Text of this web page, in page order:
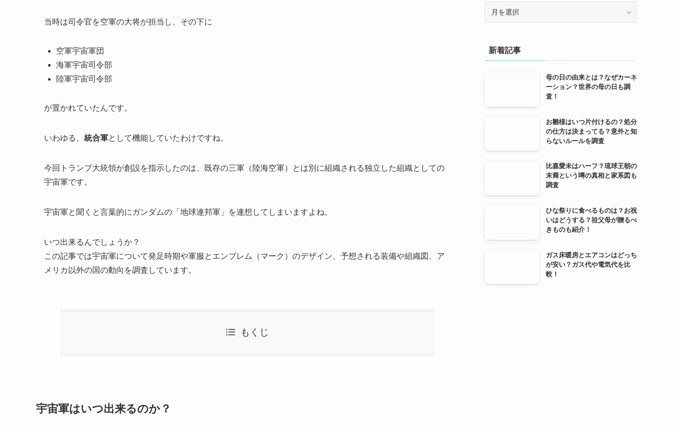
当時は司令官を空軍の大将が担当し、その下に
空軍宇宙軍団
海軍宇宙司令部
陸軍宇宙司令部
が置かれていたんです。
いわゆる、 統合軍として機能していたわけですね。
今回トランプ大統領が創設を指示したのは、既存の三軍（陸海空軍）とは別に組織される独立した組織としての
宇宙軍です。
宇宙軍と聞くと言葉的にガンダムの「地球連邦軍」を連想してしまいますよね。
いつ出来るんでしょうか？
この記事では宇宙軍について発足時期や軍服とエンブレム（マーク）のデザイン、予想される装備や組織図、ア
メリカ以外の国の動向を調査しています。
もくじ
宇宙軍はいつ出来るのか？
ブ新着記事
母の日の由来とは？なぜカーネ
ーション？世界の母の日も調
査！
お雛様はいつ片付けるの？処分
の仕方は決まってる？意外と知
らないルールを調査
比嘉愛未はハーフ？琉球王朝の
末裔という噂の真相と家系図も
調査
ひな祭りに食べるものは？お祝
いはどうする？祖父母が贈るべ
きものも紹介！
ガス床暖房とエアコンはどっち
が安い？ガス代や電気代を比
較！